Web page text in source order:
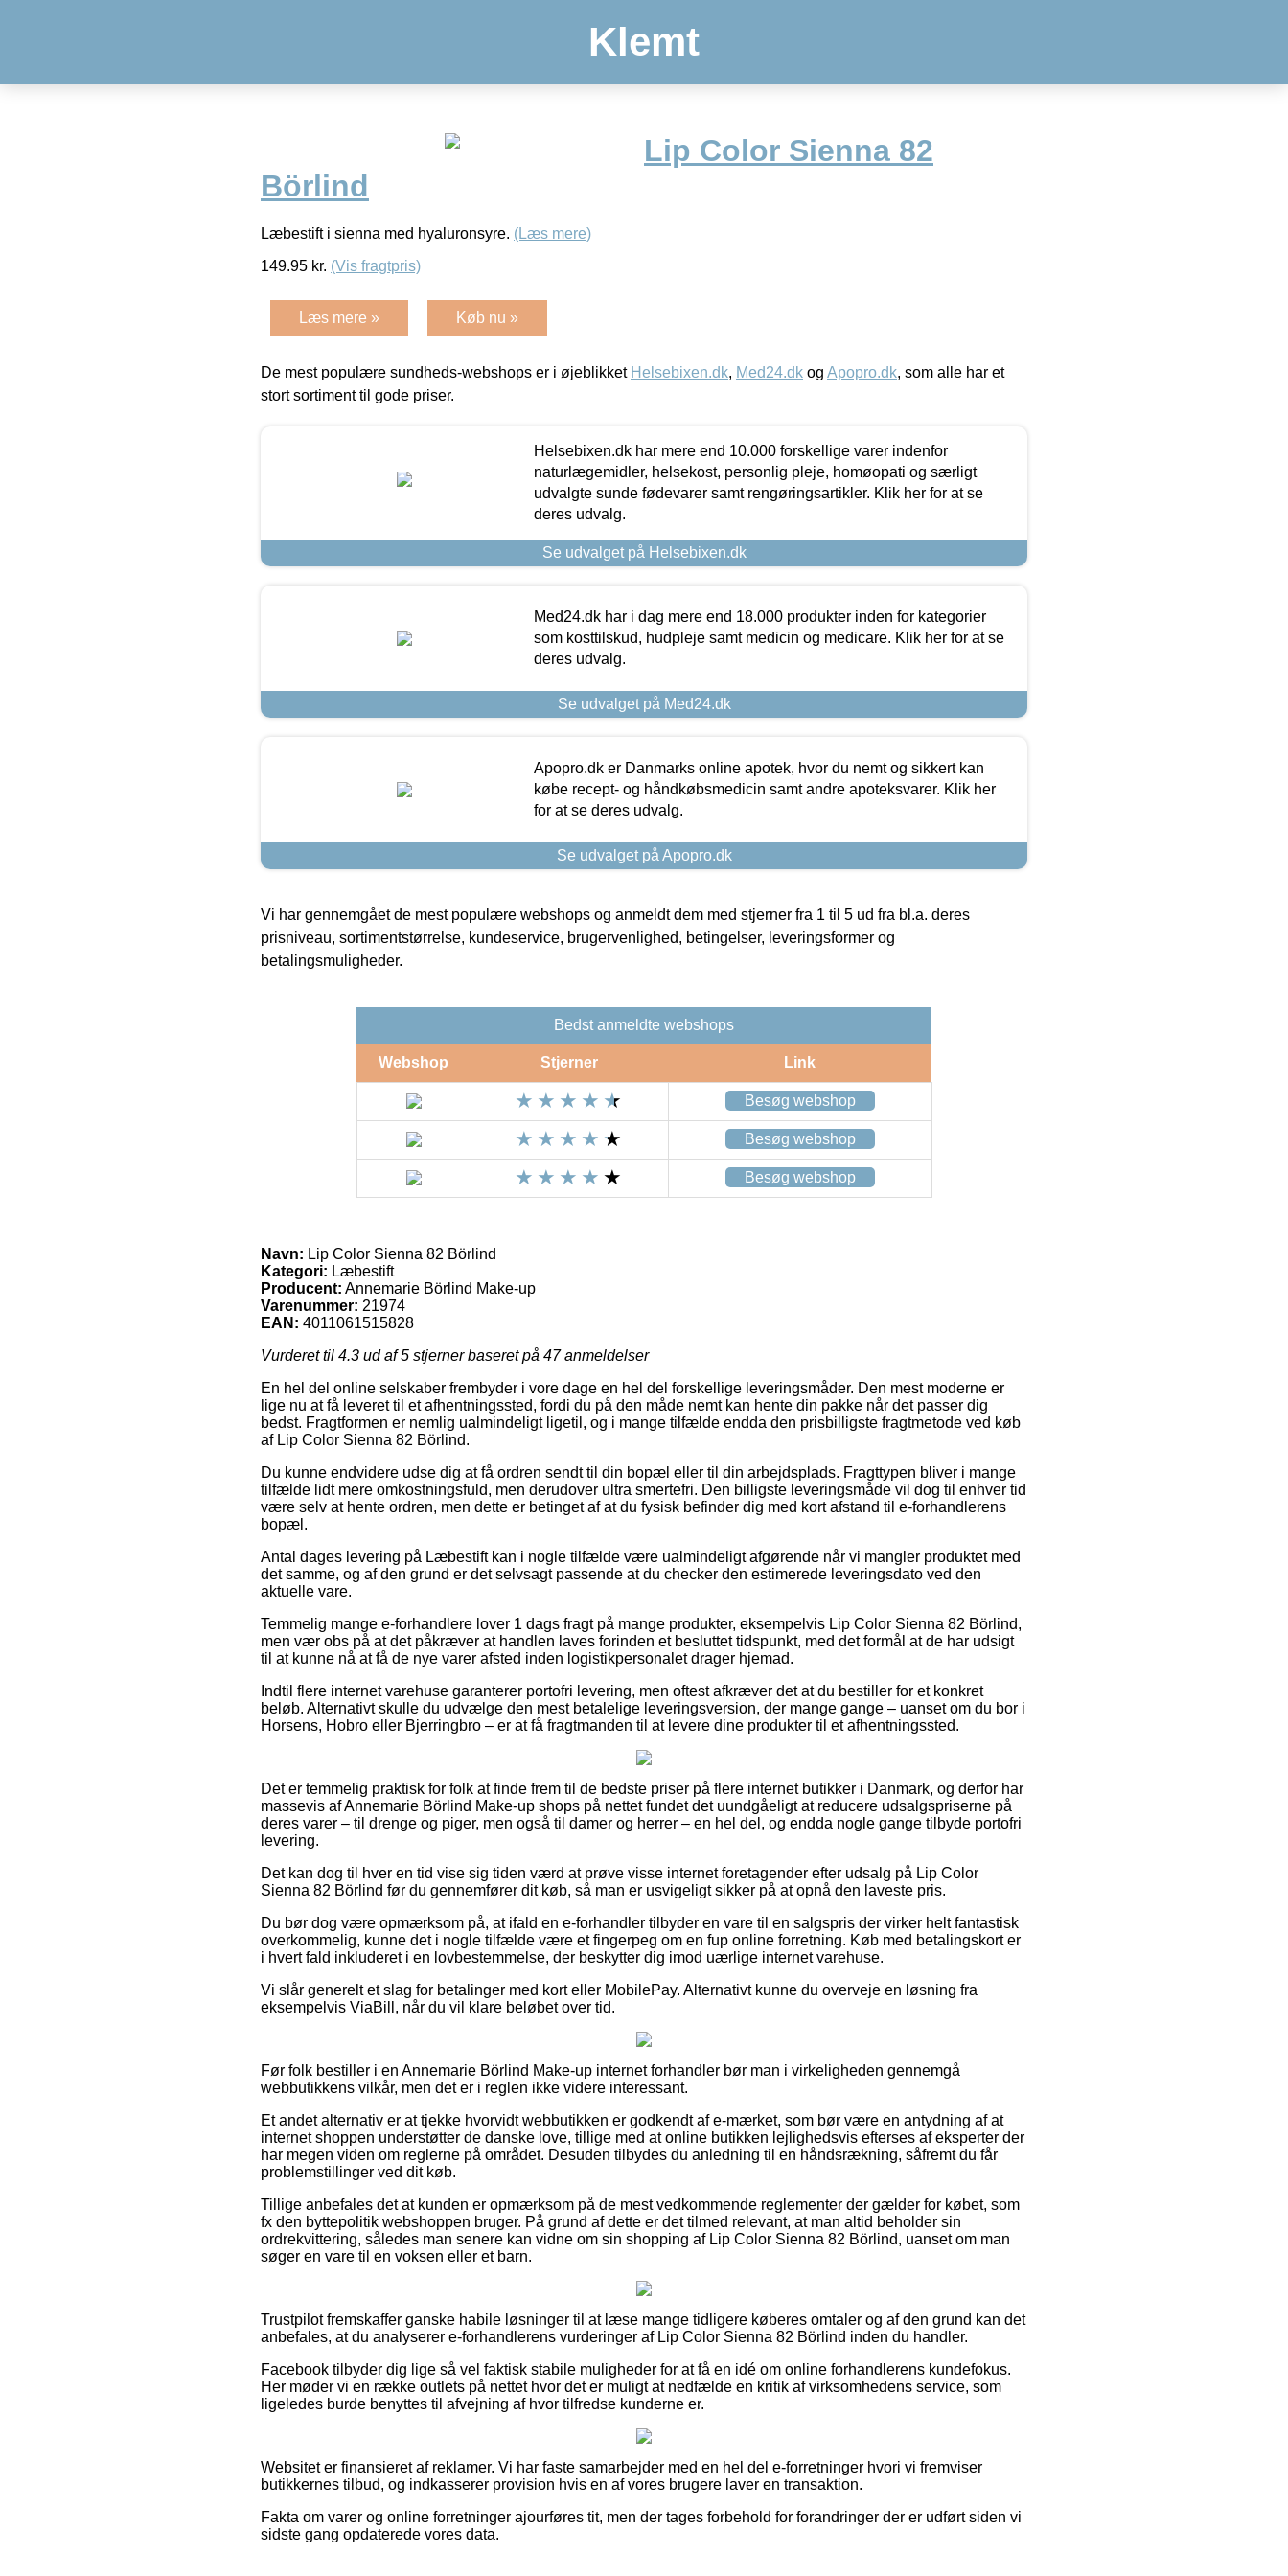
Klemt
Lip Color Sienna 82
Börlind
Læbestift i sienna med hyaluronsyre. (Læs mere)
149.95 kr. (Vis fragtpris)
Læs mere » Køb nu »
De mest populære sundheds-webshops er i øjeblikket Helsebixen.dk, Med24.dk og Apopro.dk, som alle har et
stort sortiment til gode priser.
Helsebixen.dk har mere end 10.000 forskellige varer indenfor
naturlægemidler, helsekost, personlig pleje, homøopati og særligt
udvalgte sunde fødevarer samt rengøringsartikler. Klik her for at se
deres udvalg.
Se udvalget på Helsebixen.dk
Med24.dk har i dag mere end 18.000 produkter inden for kategorier
som kosttilskud, hudpleje samt medicin og medicare. Klik her for at se
deres udvalg.
Se udvalget på Med24.dk
Apopro.dk er Danmarks online apotek, hvor du nemt og sikkert kan
købe recept- og håndkøbsmedicin samt andre apoteksvarer. Klik her
for at se deres udvalg.
Se udvalget på Apopro.dk
Vi har gennemgået de mest populære webshops og anmeldt dem med stjerner fra 1 til 5 ud fra bl.a. deres
prisniveau, sortimentstørrelse, kundeservice, brugervenlighed, betingelser, leveringsformer og
betalingsmuligheder.
Bedst anmeldte webshops
Webshop Stjerner Link
Besøg webshop
Besøg webshop
Besøg webshop
Navn: Lip Color Sienna 82 Börlind
Kategori: Læbestift
Producent: Annemarie Börlind Make-up
Varenummer: 21974
EAN: 4011061515828
Vurderet til 4.3 ud af 5 stjerner baseret på 47anmeldelser
En hel del online selskaber frembyder i vore dage en hel del forskellige leveringsmåder. Den mest moderne er
lige nu at få leveret til et afhentningssted, fordi du på den måde nemt kan hente din pakke når det passer dig
bedst. Fragtformen er nemlig ualmindeligt ligetil, og i mange tilfælde endda den prisbilligste fragtmetode ved køb
af Lip Color Sienna 82 Börlind.
Du kunne endvidere udse dig at få ordren sendt til din bopæl eller til din arbejdsplads. Fragttypen bliver i mange
tilfælde lidt mere omkostningsfuld, men derudover ultra smertefri. Den billigste leveringsmåde vil dog til enhver tid
være selv at hente ordren, men dette er betinget af at du fysisk befinder dig med kort afstand til e-forhandlerens
bopæl.
Antal dages levering på Læbestift kan i nogle tilfælde være ualmindeligt afgørende når vi mangler produktet med
det samme, og af den grund er det selvsagt passende at du checker den estimerede leveringsdato ved den
aktuelle vare.
Temmelig mange e-forhandlere lover 1 dags fragt på mange produkter, eksempelvis Lip Color Sienna 82 Börlind,
men vær obs på at det påkræver at handlen laves forinden et besluttet tidspunkt, med det formål at de har udsigt
til at kunne nå at få de nye varer afsted inden logistikpersonalet drager hjemad.
Indtil flere internet varehuse garanterer portofri levering, men oftest afkræver det at du bestiller for et konkret
beløb. Alternativt skulle du udvælge den mest betalelige leveringsversion, der mange gange – uanset om du bor i
Horsens, Hobro eller Bjerringbro – er at få fragtmanden til at levere dine produkter til et afhentningssted.
Det er temmelig praktisk for folk at finde frem til de bedste priser på flere internet butikker i Danmark, og derfor har
massevis af Annemarie Börlind Make-up shops på nettet fundet det uundgåeligt at reducere udsalgspriserne på
deres varer – til drenge og piger, men også til damer og herrer – en hel del, og endda nogle gange tilbyde portofri
levering.
Det kan dog til hver en tid vise sig tiden værd at prøve visse internet foretagender efter udsalg på Lip Color
Sienna 82 Börlind før du gennemfører dit køb, så man er usvigeligt sikker på at opnå den laveste pris.
Du bør dog være opmærksom på, at ifald en e-forhandler tilbyder en vare til en salgspris der virker helt fantastisk
overkommelig, kunne det i nogle tilfælde være et fingerpeg om en fup online forretning. Køb med betalingskort er
i hvert fald inkluderet i en lovbestemmelse, der beskytter dig imod uærlige internet varehuse.
Vi slår generelt et slag for betalinger med kort eller MobilePay. Alternativt kunne du overveje en løsning fra
eksempelvis ViaBill, når du vil klare beløbet over tid.
Før folk bestiller i en Annemarie Börlind Make-up internet forhandler bør man i virkeligheden gennemgå
webbutikkens vilkår, men det er i reglen ikke videre interessant.
Et andet alternativ er at tjekke hvorvidt webbutikken er godkendt af e-mærket, som bør være en antydning af at
internet shoppen understøtter de danske love, tillige med at online butikken lejlighedsvis efterses af eksperter der
har megen viden om reglerne på området. Desuden tilbydes du anledning til en håndsrækning, såfremt du får
problemstillinger ved dit køb.
Tillige anbefales det at kunden er opmærksom på de mest vedkommende reglementer der gælder for købet, som
fx den byttepolitik webshoppen bruger. På grund af dette er det tilmed relevant, at man altid beholder sin
ordrekvittering, således man senere kan vidne om sin shopping af Lip Color Sienna 82 Börlind, uanset om man
søger en vare til en voksen eller et barn.
Trustpilot fremskaffer ganske habile løsninger til at læse mange tidligere køberes omtaler og af den grund kan det
anbefales, at du analyserer e-forhandlerens vurderinger af Lip Color Sienna 82 Börlind inden du handler.
Facebook tilbyder dig lige så vel faktisk stabile muligheder for at få en idé om online forhandlerens kundefokus.
Her møder vi en række outlets på nettet hvor det er muligt at nedfælde en kritik af virksomhedens service, som
ligeledes burde benyttes til afvejning af hvor tilfredse kunderne er.
Websitet er finansieret af reklamer. Vi har faste samarbejder med en hel del e-forretninger hvori vi fremviser
butikkernes tilbud, og indkasserer provision hvis en af vores brugere laver en transaktion.
Fakta om varer og online forretninger ajourføres tit, men der tages forbehold for forandringer der er udført siden vi
sidste gang opdaterede vores data.